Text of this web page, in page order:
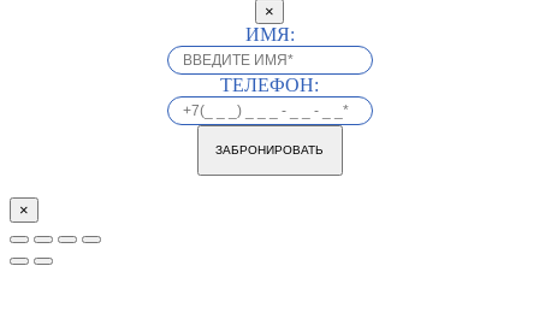
×
ИМЯ:
ТЕЛЕФОН:
ЗАБРОНИРОВАТЬ
×